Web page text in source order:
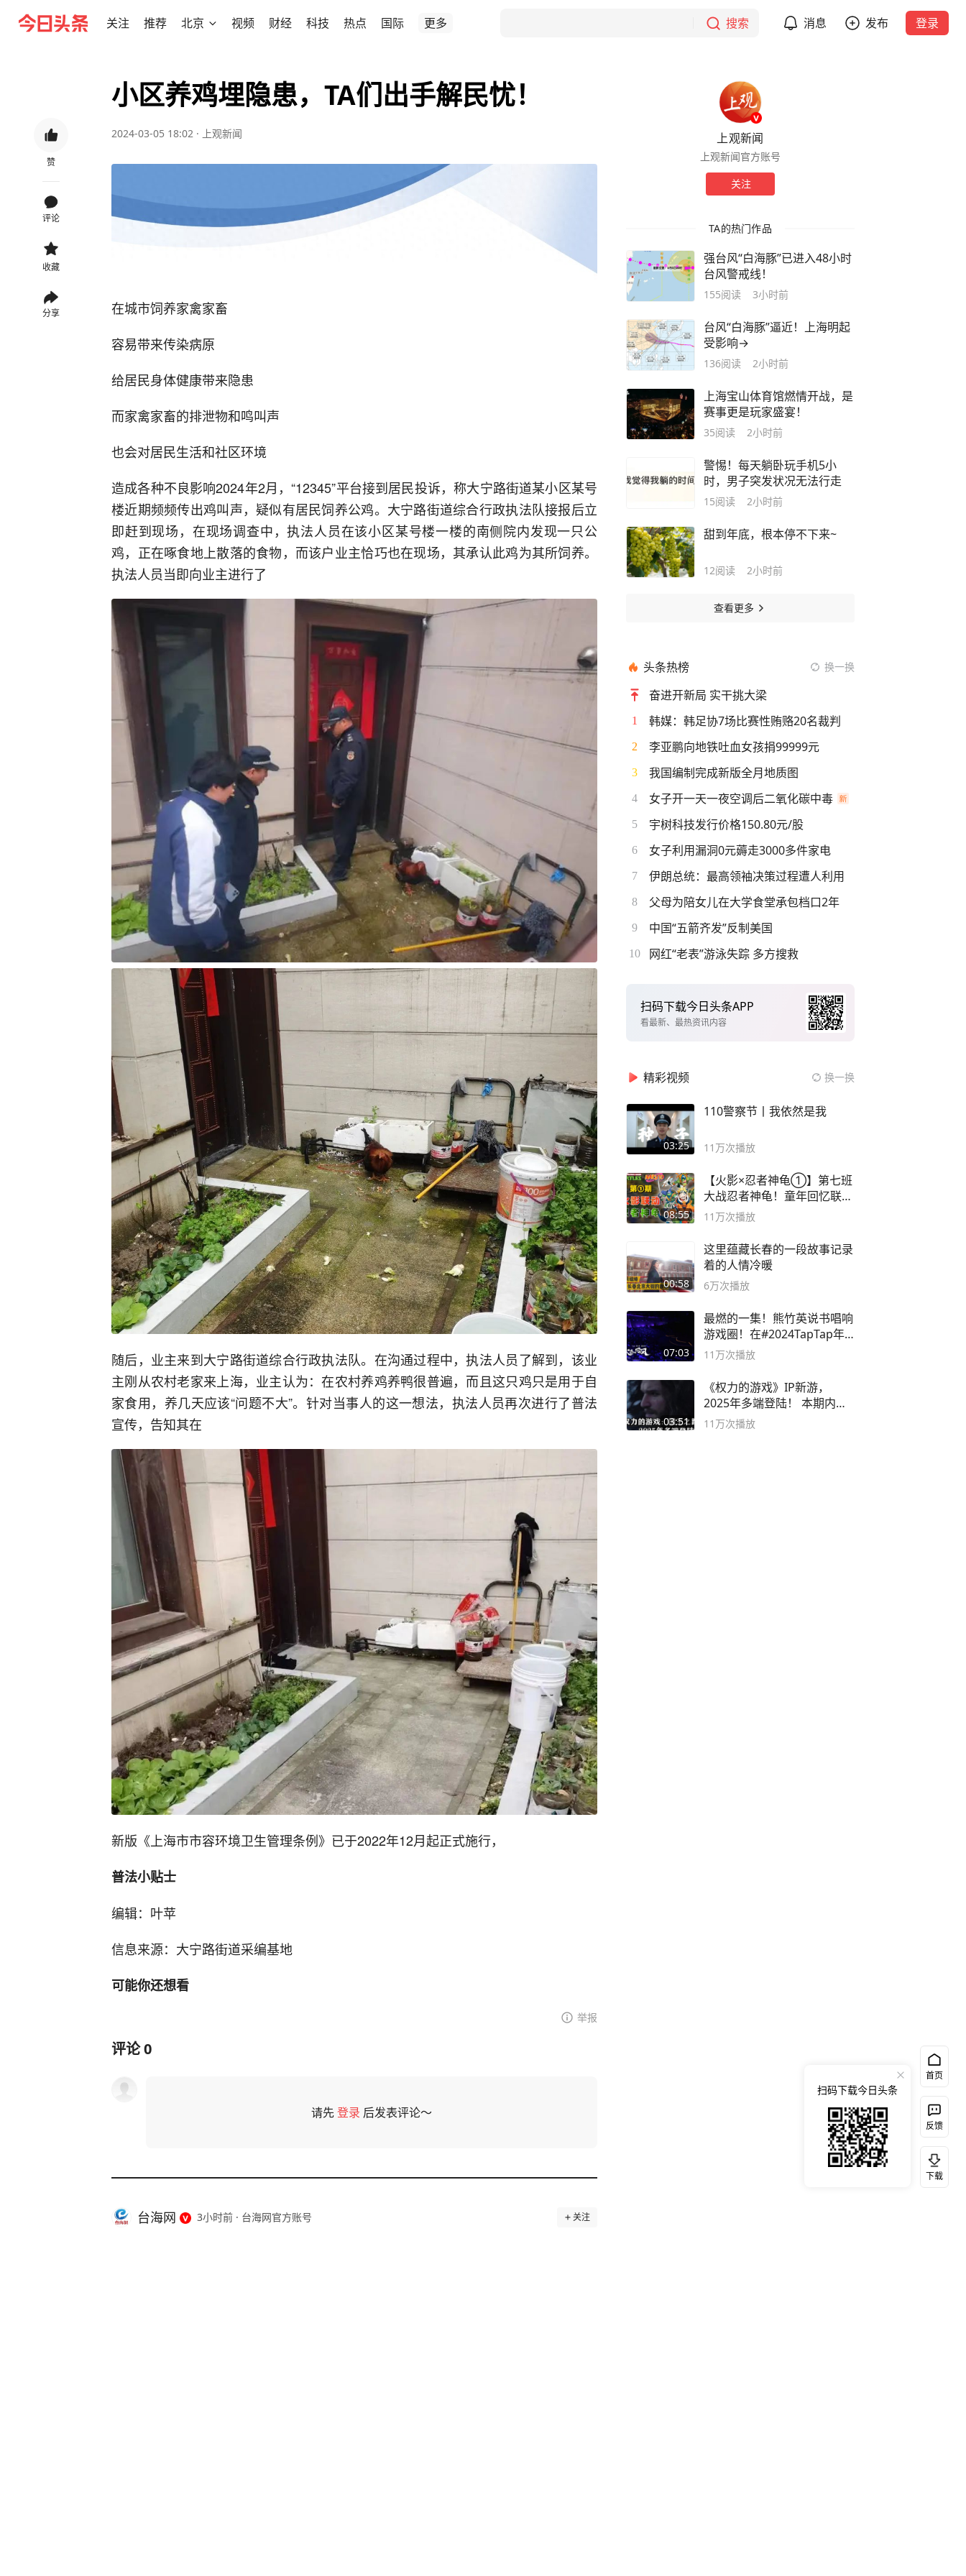
关注 推荐 北京 视频 财经 科技 热点 国际 更多 搜索 消息 发布 登录
赞
评论
收藏
分享
小区养鸡埋隐患，TA们出手解民忧！
2024-03-05 18:02 · 上观新闻
在城市饲养家禽家畜
容易带来传染病原
给居民身体健康带来隐患
而家禽家畜的排泄物和鸣叫声
也会对居民生活和社区环境
造成各种不良影响2024年2月，“12345”平台接到居民投诉，称大宁路街道某小区某号
楼近期频频传出鸡叫声，疑似有居民饲养公鸡。大宁路街道综合行政执法队接报后立
即赶到现场，在现场调查中，执法人员在该小区某号楼一楼的南侧院内发现一只公
鸡，正在啄食地上散落的食物，而该户业主恰巧也在现场，其承认此鸡为其所饲养。
执法人员当即向业主进行了
随后，业主来到大宁路街道综合行政执法队。在沟通过程中，执法人员了解到，该业
主刚从农村老家来上海，业主认为：在农村养鸡养鸭很普遍，而且这只鸡只是用于自
家食用，养几天应该“问题不大”。针对当事人的这一想法，执法人员再次进行了普法
宣传，告知其在
新版《上海市市容环境卫生管理条例》已于2022年12月起正式施行，
普法小贴士
编辑：叶苹
信息来源：大宁路街道采编基地
可能你还想看
举报
评论0
请先登录 后发表评论～
台海网 3小时前 · 台海网官方账号 关注
上观新闻
上观新闻官方账号
关注
TA的热门作品
强台风“白海豚”已进入48小时
台风警戒线！
155阅读 3小时前
台风“白海豚”逼近！上海明起
受影响→
136阅读 2小时前
上海宝山体育馆燃情开战，是
赛事更是玩家盛宴！
35阅读 2小时前
警惕！每天躺卧玩手机5小
时，男子突发状况无法行走
15阅读 2小时前
甜到年底，根本停不下来~
12阅读 2小时前
查看更多
头条热榜 换一换
奋进开新局 实干挑大梁
1 韩媒：韩足协7场比赛性贿赂20名裁判
2 李亚鹏向地铁吐血女孩捐99999元
3 我国编制完成新版全月地质图
4 女子开一天一夜空调后二氧化碳中毒
5 宇树科技发行价格150.80元/股
6 女子利用漏洞0元薅走3000多件家电
7 伊朗总统：最高领袖决策过程遭人利用
8 父母为陪女儿在大学食堂承包档口2年
9 中国“五箭齐发”反制美国
10 网红“老表”游泳失踪 多方搜救
扫码下载今日头条APP
看最新、最热资讯内容
精彩视频 换一换
03:25
110警察节丨我依然是我
11万次播放
08:55
【火影×忍者神龟①】第七班
大战忍者神龟！童年回忆联动
论武？
11万次播放
00:58
这里蕴藏长春的一段故事记录
着的人情冷暖
6万次播放
07:03
最燃的一集！熊竹英说书唱响
游戏圈！在#2024TapTap年
度游戏大赏
11万次播放
03:51
《权力的游戏》IP新游，
2025年多端登陆！ 本期内容
概要
11万次播放
首页
反馈
下载
扫码下载今日头条